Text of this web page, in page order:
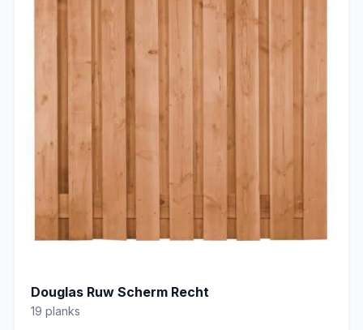
Douglas Ruw Scherm Recht
19 planks